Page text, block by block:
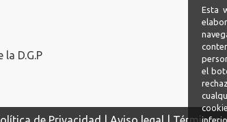
Esta
el
D.G.P